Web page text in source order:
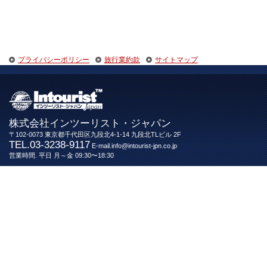
プライバシーポリシー 旅行業約款 サイトマップ
株式会社インツーリスト・ジャパン
〒102-0073 東京都千代田区九段北4-1-14 九段北TLビル 2F
TEL.03-3238-9117E-mail.info@intourist-jpn.co.jp
営業時間. 平日 月～金 09:30〜18:30